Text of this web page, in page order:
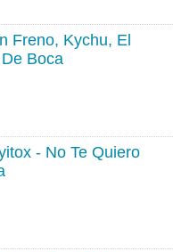
Freno, Kychu, El
Boca
- No Te Quiero